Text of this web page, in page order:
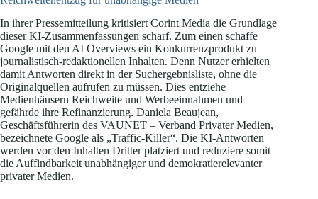
In ihrer Pressemitteilung kritisiert Corint Media die Grundlage
dieser KI-Zusammenfassungen scharf. Zum einen schaffe
Google mit den AI Overviews ein Konkurrenzprodukt zu
journalistisch-redaktionellen Inhalten. Denn Nutzer erhielten
damit Antworten direkt in der Suchergebnisliste, ohne die
Originalquellen aufrufen zu müssen. Dies entziehe
Medienhäusern Reichweite und Werbeeinnahmen und
gefährde ihre Refinanzierung. Daniela Beaujean,
Geschäftsführerin des VAUNET – Verband Privater Medien,
bezeichnete Google als „Traffic-Killer“. Die KI-Antworten
werden vor den Inhalten Dritter platziert und reduziere somit
die Auffindbarkeit unabhängiger und demokratierelevanter
privater Medien.